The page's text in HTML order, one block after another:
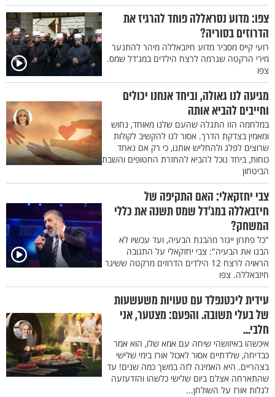
צפו: מדוע נסראללה פוחד להרגיז את
הדרוזים בסוריה?
רועי קייס מסביר מדוע חיזבאללה מיהר להתנער
מירי הרקטה שגרמה לרצח הילדים במג'דל שמס.
צפו
מגיעה לנו גאולה, וביחד אנחנו יכולים
וחייבים להביא אותה
במלחמה הזו התגלה שהעם שלנו מאוחד, נחוש
ומאמין בצדקת הדרך. אסור לנו להקשיב לקולות
שרוצים לפלג ולהחליש אותנו, כי רק אם נאחד
כוחות, ביחד נוכל להביא להחזרת החטופים והשבת
הביטחון
צבי יחזקאלי: האם התקיפה של
חיזבאללה במג'דל שמס תשנה את כללי
המשחק?
"כל פתרון ייגזר מהבנת הבעיה, ועד עכשיו לא
הבנו את הבעיה": צבי יחזקאלי על התגובה
הראויה לרצח 12 הילדים הדרוזים מרקטה ששיגר
חיזבאללה. צפו
עידית ליכטנפלד עם טעויות משעשעות
של בעלי תשובה. והפעם: מצטער, אני
חלבי...
איכשהו באיזושהי שיחה עם אמא שלו, הוא אמר
כבדיחה, שלדתיים אסור לאכול אורז בימי שלישי
בצהריים. היא האמינה לזה במשך כמה שנים! עד
שהתארחה אצלם ביום שלישי כלשהו והזדעזעה
לגלות אורז על השולחן...